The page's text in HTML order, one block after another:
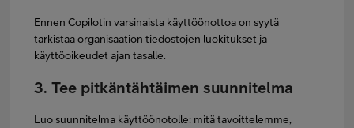
Ennen Copilotin varsinaista käyttöönottoa on syytä
tarkistaa organisaation tiedostojen luokitukset ja
käyttöoikeudet ajan tasalle.
3. Tee pitkäntähtäimen suunnitelma
Luo suunnitelma käyttöönotolle: mitä tavoittelemme,